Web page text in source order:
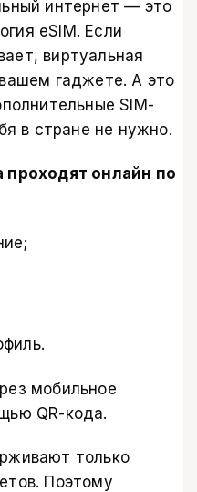
интернет — это
eSIM. Если
виртуальная
гаджете. А это
SIM-
в стране не нужно.
проходят онлайн по
мобильное
QR-кода.
только
Поэтому